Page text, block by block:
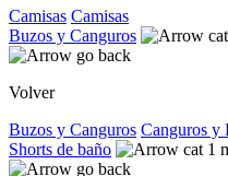
Camisas Camisas
Buzos y Canguros
Volver
Buzos y Canguros Canguros y
Shorts de baño